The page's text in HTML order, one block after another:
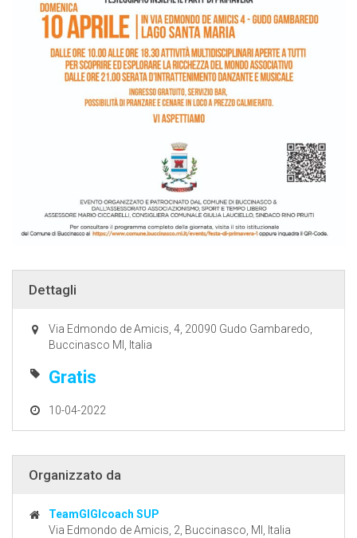
Dettagli
Via Edmondo de Amicis, 4, 20090 Gudo Gambaredo,
Buccinasco MI, Italia
Gratis
10-04-2022
Organizzato da
TeamGIGIcoach SUP
Via Edmondo de Amicis, 2, Buccinasco, MI, Italia